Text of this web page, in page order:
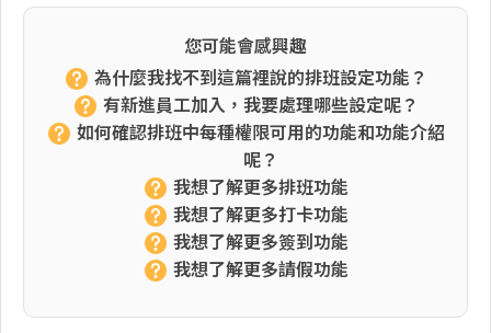
您可能會感興趣
為什麼我找不到這篇裡說的排班設定功能？
有新進員工加入，我要處理哪些設定呢？
如何確認排班中每種權限可用的功能和功能介紹
呢？
我想了解更多排班功能
我想了解更多打卡功能
我想了解更多簽到功能
我想了解更多請假功能